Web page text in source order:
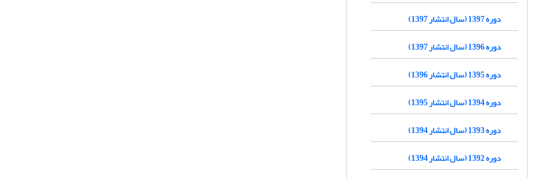
دوره 1397 (سال انتشار 1397)
دوره 1396 (سال انتشار 1397)
دوره 1395 (سال انتشار 1396)
دوره 1394 (سال انتشار 1395)
دوره 1393 (سال انتشار 1394)
دوره 1392 (سال انتشار 1394)